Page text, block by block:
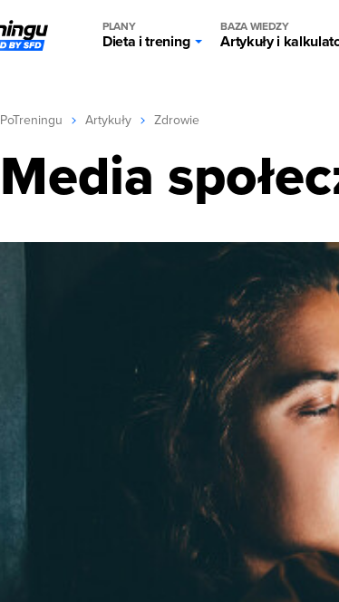
PLANY
Dieta i trening
BAZA WIEDZY
Artykuły i
PoTreningu Artykuły Zdrowie
Media